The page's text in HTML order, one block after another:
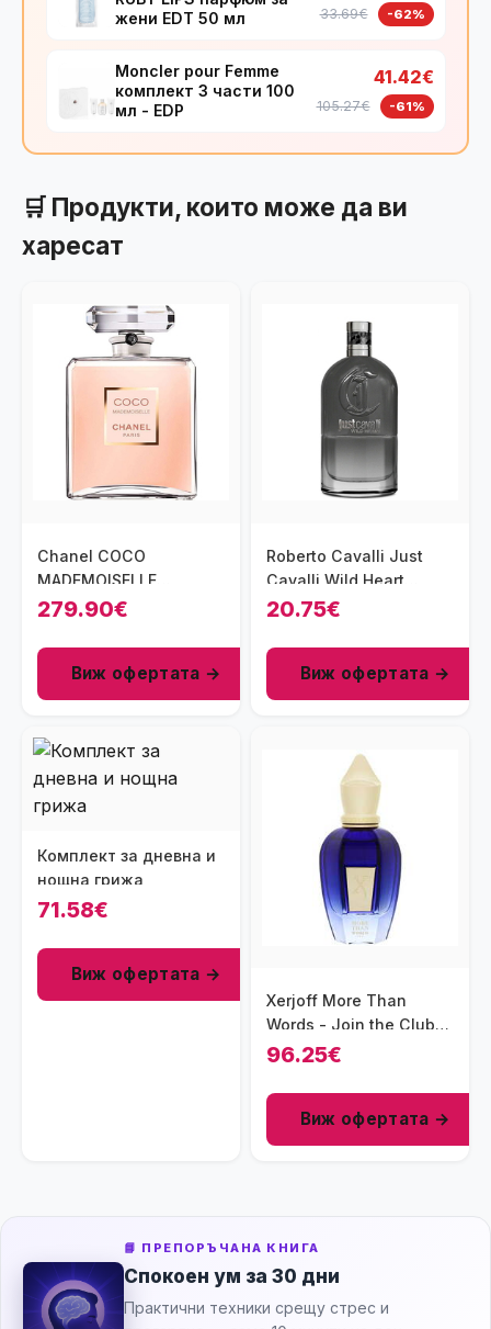
жени EDT 50 мл
33.69€ -62%
Moncler pour Femme
комплект 3 части 100
мл - EDP
41.42€
105.27€ -61%
🛒 Продукти, които може да ви
харесат
Chanel COCO
MADEMOISELLE
парфюм за жени EDP
279.90€
Виж офертата →
Roberto Cavalli Just
Cavalli Wild Heart
парфюм за мъже 90 мл
20.75€
Виж офертата →
Комплект за дневна и
нощна грижа
71.58€
Виж офертата →
Xerjoff More Than
Words - Join the Club
Collection унисекс
96.25€
Виж офертата →
📘 ПРЕПОРЪЧАНА КНИГА
Спокоен ум за 30 дни
Практични техники срещу стрес и